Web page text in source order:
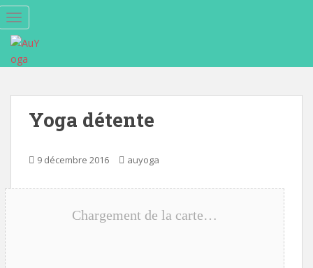
S
t
TOGGLE NAVIGATION
Yoga détente
9 décembre 2016 auyoga
Chargement de la carte…